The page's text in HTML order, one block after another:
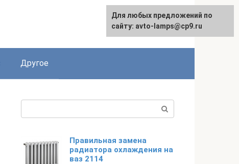
Другое
Правильная замена
радиатора охлаждения на
ваз 2114
Для любых предложений по
сайту: avto-lamps@cp9.ru